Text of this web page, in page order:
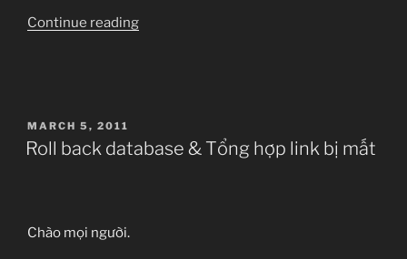
Continue reading“DANH
POSTED
ON
MARCH 5, 2011
Roll back database & Tổng hợp link bị mất
Chào mọi người.